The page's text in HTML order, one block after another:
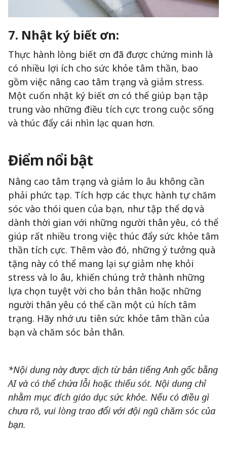
7. Nhật ký biết ơn:
Thực hành lòng biết ơn đã được chứng minh là
có nhiều lợi ích cho sức khỏe tâm thần, bao
gồm việc nâng cao tâm trạng và giảm stress.
Một cuốn nhật ký biết ơn có thể giúp bạn tập
trung vào những điều tích cực trong cuộc sống
và thúc đẩy cái nhìn lạc quan hơn.
Điểm nổi bật
Nâng cao tâm trạng và giảm lo âu không cần
phải phức tạp. Tích hợp các thực hành tự chăm
sóc vào thói quen của bạn, như tập thể dục và
dành thời gian với những người thân yêu, có thể
giúp rất nhiều trong việc thúc đẩy sức khỏe tâm
thần tích cực. Thêm vào đó, những ý tưởng quà
tặng này có thể mang lại sự giảm nhẹ khỏi
stress và lo âu, khiến chúng trở thành những
lựa chọn tuyệt vời cho bản thân hoặc những
người thân yêu có thể cần một cú hích tâm
trạng. Hãy nhớ ưu tiên sức khỏe tâm thần của
bạn và chăm sóc bản thân.
*Nội dung này được dịch từ bản tiếng Anh gốc bằng
AI và có thể chứa lỗi hoặc thiếu sót. Nội dung chỉ
nhằm mục đích giáo dục sức khỏe. Nếu có điều gì
chưa rõ, vui lòng trao đổi với đội ngũ chăm sóc của
bạn.